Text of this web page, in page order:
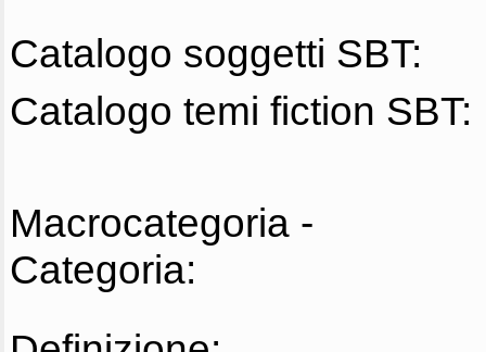
Catalogo soggetti SBT:
Catalogo temi fiction SBT:
Macrocategoria -
Categoria: